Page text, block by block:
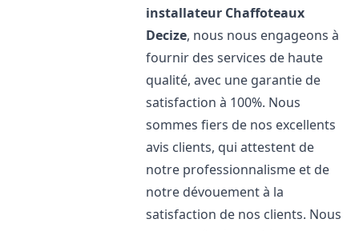
installateur Chaffoteaux
Decize, nous nous engageons à
fournir des services de haute
qualité, avec une garantie de
satisfaction à 100%. Nous
sommes fiers de nos excellents
avis clients, qui attestent de
notre professionnalisme et de
notre dévouement à la
satisfaction de nos clients. Nous